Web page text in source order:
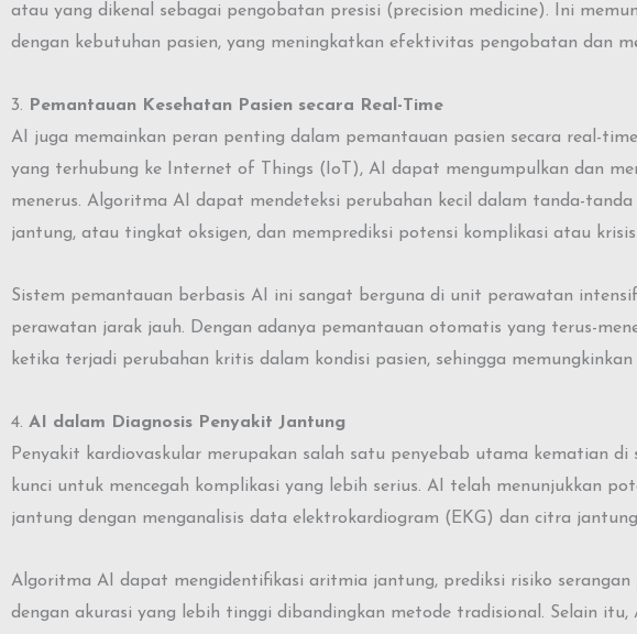
atau yang dikenal sebagai pengobatan presisi (precision medicine). Ini
dengan kebutuhan pasien, yang meningkatkan efektivitas pengobatan dan
3.
Pemantauan Kesehatan Pasien secara Real-Time
AI juga memainkan peran penting dalam pemantauan pasien secara real-
yang terhubung ke Internet of Things (IoT), AI dapat mengumpulkan dan
menerus. Algoritma AI dapat mendeteksi perubahan kecil dalam tanda-
jantung, atau tingkat oksigen, dan memprediksi potensi komplikasi atau krisis
Sistem pemantauan berbasis AI ini sangat berguna di unit perawatan
perawatan jarak jauh. Dengan adanya pemantauan otomatis yang terus-
ketika terjadi perubahan kritis dalam kondisi pasien, sehingga
4. AI dalam Diagnosis Penyakit Jantung
Penyakit kardiovaskular merupakan salah satu penyebab utama kematian
kunci untuk mencegah komplikasi yang lebih serius. AI telah menunjukkan
jantung dengan menganalisis data elektrokardiogram (EKG) dan citra
Algoritma AI dapat mengidentifikasi aritmia jantung, prediksi risiko
dengan akurasi yang lebih tinggi dibandingkan metode tradisional. Selain